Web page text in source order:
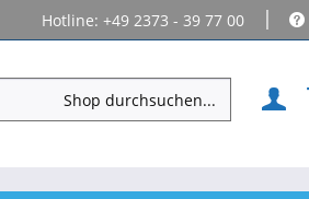
Hotline: +49 2373 - 39 77 00 |